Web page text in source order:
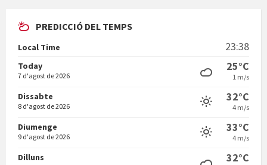
Vermuts a la Font. Hit parit
PREDICCIÓ DEL TEMPS
Local Time 23:38
Today
7 d'agost de 2026
25°C
1 m/s
Dissabte
8 d'agost de 2026
32°C
4 m/s
Diumenge
9 d'agost de 2026
33°C
4 m/s
Dilluns 32°C